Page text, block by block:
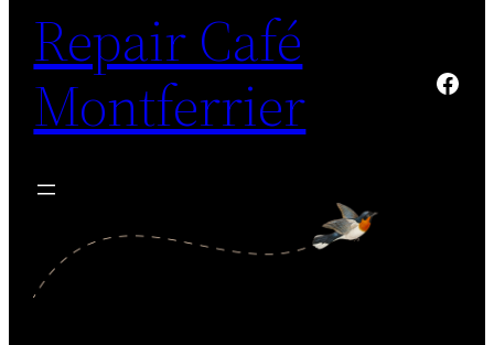
Repair Café
Montferrier
Repair Café Montferrier